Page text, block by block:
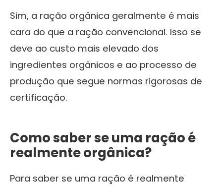
Sim, a ração orgânica geralmente é mais
cara do que a ração convencional. Isso se
deve ao custo mais elevado dos
ingredientes orgânicos e ao processo de
produção que segue normas rigorosas de
certificação.
Como saber se uma ração é
realmente orgânica?
Para saber se uma ração é realmente